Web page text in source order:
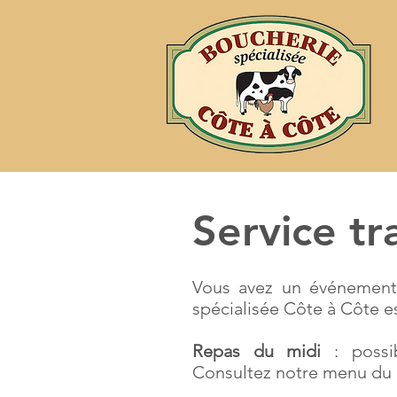
Service
Vous avez un
spécialisée Côte à Côte
Repas du midi :
Consultez notre menu